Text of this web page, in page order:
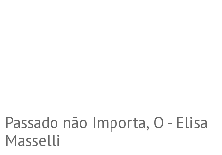
Passado não Importa, O - Elisa
Masselli